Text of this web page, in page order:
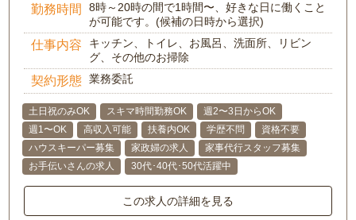
勤務時間
8時～20時の間で1時間〜、好きな日に働くこと
が可能です。(候補の日時から選択)
仕事内容
キッチン、トイレ、お風呂、洗面所、リビン
グ、その他のお掃除
契約形態 業務委託
土日祝のみOK スキマ時間勤務OK
週2〜3日からOK
週1〜OK
高収入可能 扶養内OK 学歴不問
資格不要
ハウスキーパー募集
家政婦の求人
家事代行スタッフ募集
お手伝いさんの求人
30代･40代･50代活躍中
この求人の詳細を見る